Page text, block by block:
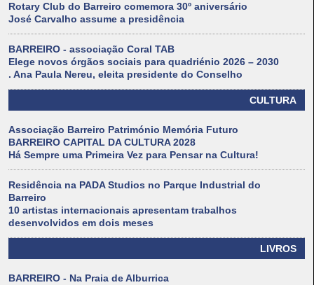
Rotary Club do Barreiro comemora 30º aniversário
José Carvalho assume a presidência
BARREIRO - associação Coral TAB
Elege novos órgãos sociais para quadriénio 2026 – 2030
. Ana Paula Nereu, eleita presidente do Conselho
CULTURA
Associação Barreiro Património Memória Futuro
BARREIRO CAPITAL DA CULTURA 2028
Há Sempre uma Primeira Vez para Pensar na Cultura!
Residência na PADA Studios no Parque Industrial do
Barreiro
10 artistas internacionais apresentam trabalhos
desenvolvidos em dois meses
LIVROS
BARREIRO - Na Praia de Alburrica